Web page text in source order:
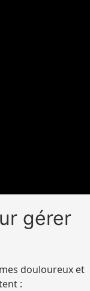
gérer
douloureux et
: